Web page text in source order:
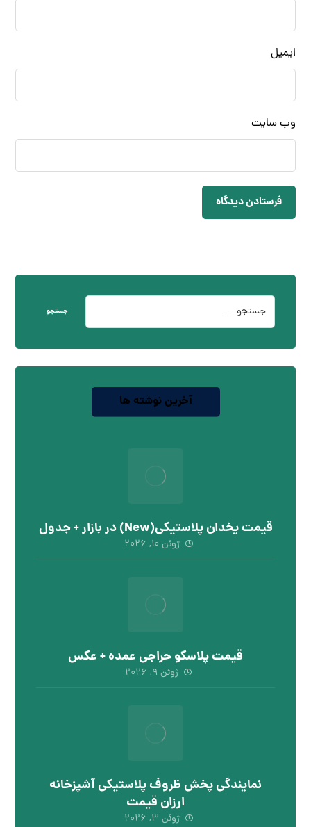
ایمیل
وب‌ سایت
فرستادن دیدگاه
جستجو
آخرین نوشته ها
قیمت یخدان پلاستیکی(New) در بازار + جدول
ژوئن ۱۰, ۲۰۲۶
قیمت پلاسکو حراجی عمده + عکس
ژوئن ۹, ۲۰۲۶
نمایندگی پخش ظروف پلاستیکی آشپزخانه
ارزان قیمت
ژوئن ۳, ۲۰۲۶